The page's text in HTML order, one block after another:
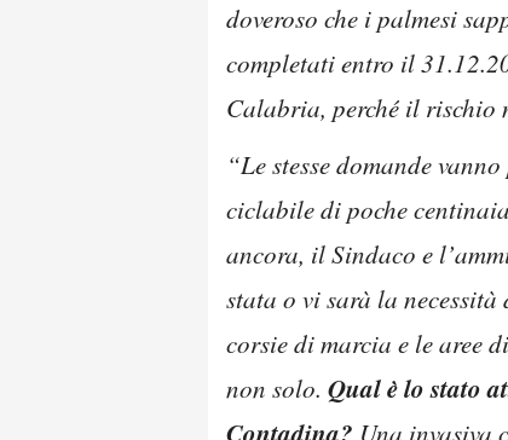
doveroso che i palmesi
completati entro il
Calabria, perché il rischio
“Le stesse domande
ciclabile di poche
ancora, il Sindaco e
stata o vi sarà la
corsie di marcia e le aree
non solo. Qual è lo stato
Contadina? Una invasiva